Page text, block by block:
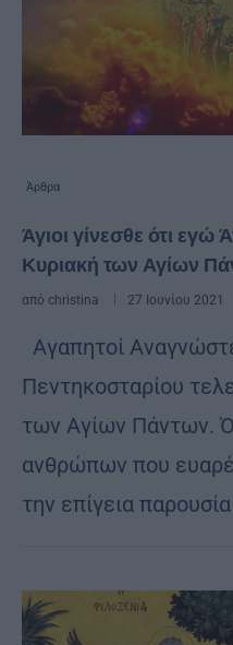
Άρθρα
Άγιοι γίνεσθε ότι εγώ
Κυριακή των Αγίων
από christina 27 Ιουνίου 2021
Αγαπητοί
Πεντηκοσταρίου
των Αγίων Πάντων.
ανθρώπων που
την επίγεια